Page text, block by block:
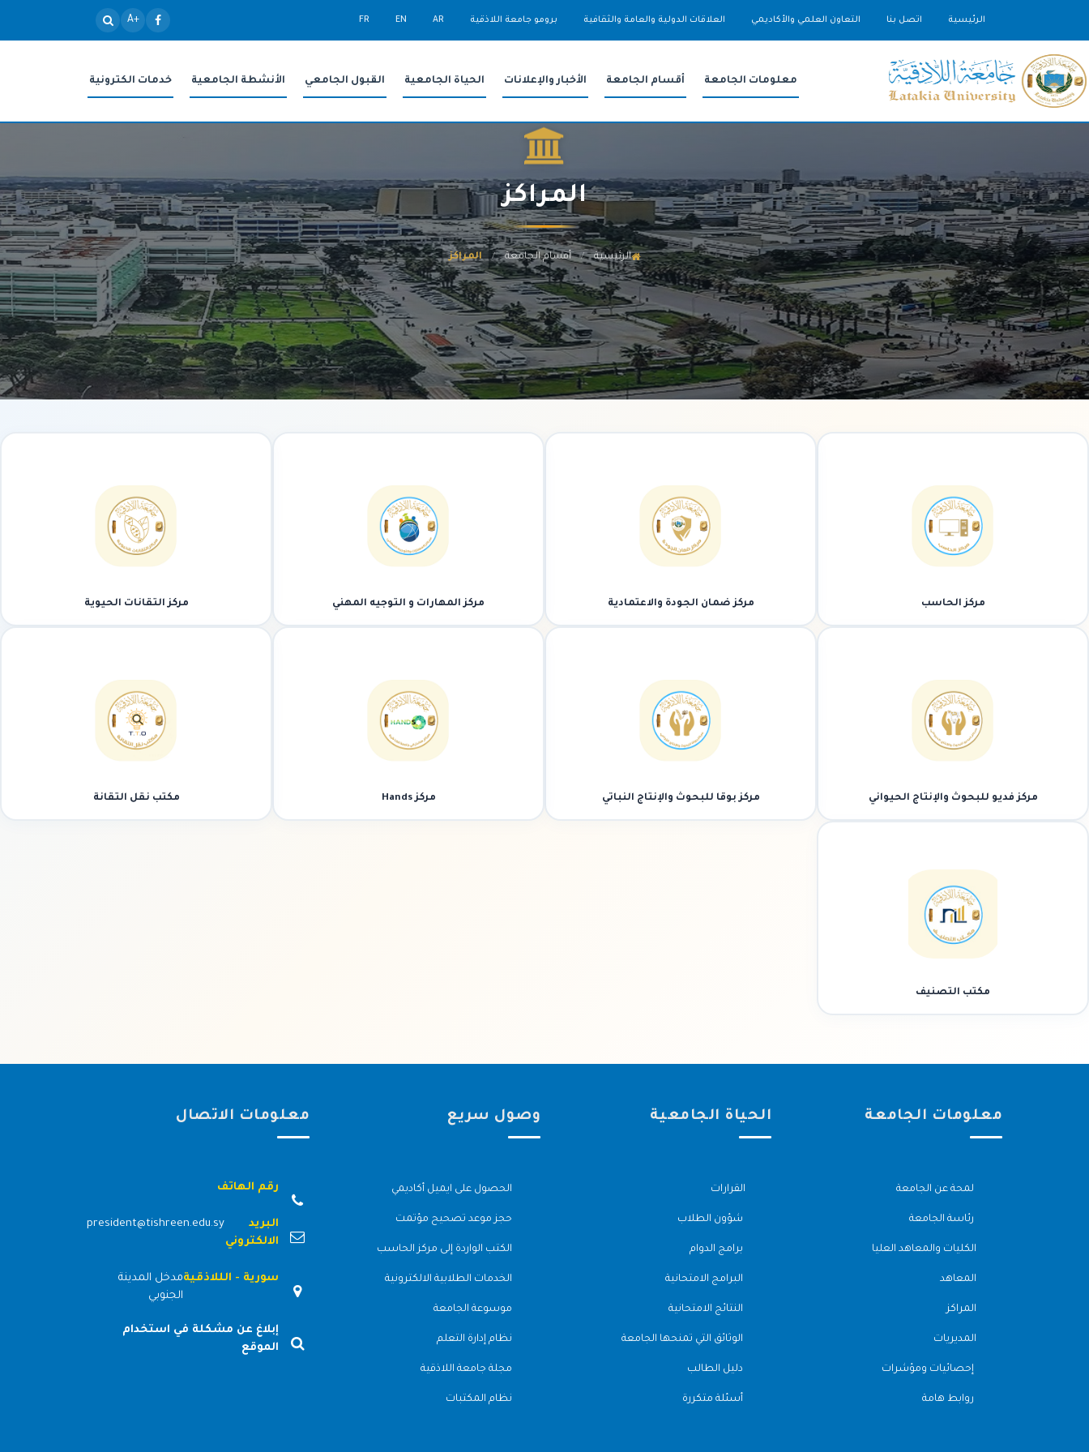
الرئيسية اتصل بنا التعاون العلمي والأكاديمي العلاقات الدولية والعامة والثقافية برومو جامعة اللاذقية AR
EN
FR
+A
معلومات الجامعة أقسام الجامعة الأخبار والإعلانات الحياة الجامعية القبول الجامعي الأنشطة الجامعية خدمات الكترونية
المراكز
الرئيسية / أقسام الجامعة / المراكز
مركز الحاسب مركز ضمان الجودة والاعتمادية مركز المهارات و التوجيه المهني مركز التقانات الحيوية
مركز فديو للبحوث والإنتاج الحيواني مركز بوقا للبحوث والإنتاج النباتي مركز Hands مكتب نقل التقانة
مكتب التصنيف
معلومات الجامعة
لمحة عن الجامعة
رئاسة الجامعة
الكليات والمعاهد العليا
المعاهد
المراكز
المديريات
إحصائيات ومؤشرات
روابط هامة
الحياة الجامعية
القرارات
شؤون الطلاب
برامج الدوام
البرامج الامتحانية
النتائج الامتحانية
الوثائق التي تمنحها الجامعة
دليل الطالب
أسئلة متكررة
وصول سريع
الحصول على ايميل أكاديمي
حجز موعد تصحيح مؤتمت
الكتب الواردة إلى مركز الحاسب
الخدمات الطلابية الالكترونية
موسوعة الجامعة
نظام إدارة التعلم
مجلة جامعة اللاذقية
نظام المكتبات
معلومات الاتصال
رقم الهاتف
البريد
الالكتروني
president@tishreen.edu.sy
سورية - الللاذقيةمدخل المدينة
الجنوبي
إبلاغ عن مشكلة في استخدام
الموقع